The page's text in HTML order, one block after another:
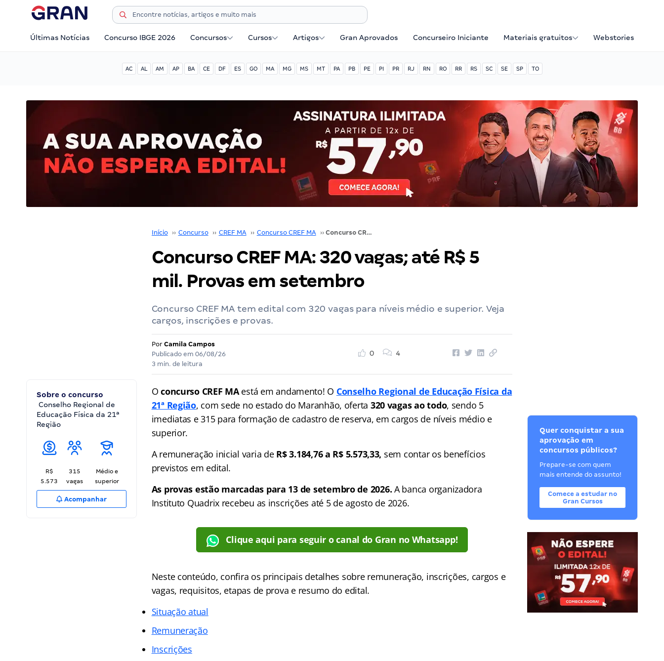
Últimas Notícias Concurso IBGE 2026 Concursos Cursos Artigos Gran Aprovados Concurseiro Iniciante Materiais gratuitos Webstories
AC AL AM AP BA CE DF ES GO MA MG MS MT PA PB PE PI PR RJ RN RO RR RS SC SE SP TO
Início ›› Concurso ›› CREF MA ›› Concurso CREF MA ›› Concurso CREF MA: 320 vagas; até R$ 5 mil. Provas em setembro
Concurso CREF MA: 320 vagas; até R$ 5
mil. Provas em setembro
Concurso CREF MA tem edital com 320 vagas para níveis médio e superior. Veja
cargos, inscrições e provas.
Por Camila Campos
Publicado em 06/08/26
3 min. de leitura
0 4
Sobre o concurso
Conselho Regional de
Educação Física da 21ª
Região
R$
5.573
315
vagas
Médio e
superior
Acompanhar
Oconcurso CREF MAestá em andamento! O Conselho Regional de Educação Física da
21ª Região, com sede no estado do Maranhão, oferta 320 vagas ao todo, sendo 5
imediatas e 315 para formação de cadastro de reserva, em cargos de níveis médio e
superior.
A remuneração inicial varia deR$ 3.184,76 a R$ 5.573,33, sem contar os benefícios
previstos em edital.
As provas estão marcadas para 13 de setembro de 2026.A banca organizadora
Instituto Quadrix recebeu as inscrições até 5 de agosto de 2026.
Clique aqui para seguir o canal do Gran no Whatsapp!
Neste conteúdo, confira os principais detalhes sobre remuneração, inscrições, cargos e
vagas, requisitos, etapas de prova e resumo do edital.
Situação atual
Remuneração
Inscrições
Quer conquistar a sua
aprovação em
concursos públicos?
Prepare-se com quem
mais entende do assunto!
Comece a estudar no
Gran Cursos